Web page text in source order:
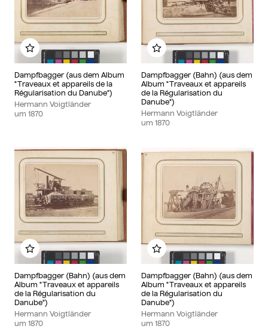
Dampfbagger (aus dem Album
"Traveaux et appareils de la
Régularisation du Danube")
Hermann Voigtländer
um 1870
Zu meinem Album hinzufügen
Dampfbagger (Bahn) (aus dem
Album "Traveaux et appareils
de la Régularisation du
Danube")
Hermann Voigtländer
um 1870
Zu meinem Album
Dampfbagger (Bahn) (aus dem
Album "Traveaux et appareils
de la Régularisation du
Danube")
Hermann Voigtländer
um 1870
Zu meinem Album hinzufügen
Dampfbagger (Bahn) (aus dem
Album "Traveaux et appareils
de la Régularisation du
Danube")
Hermann Voigtländer
um 1870
Zu meinem Album